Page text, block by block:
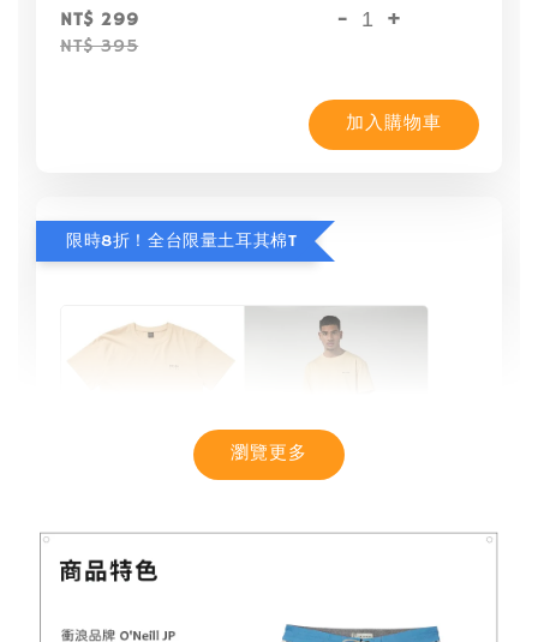
NT$ 299
NT$ 395
- +
加入購物車
限時8折！全台限量土耳其棉T
瀏覽更多